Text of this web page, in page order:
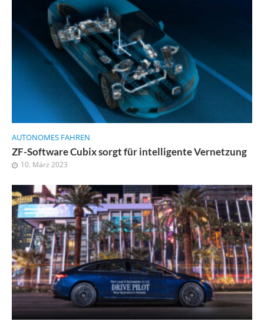
AUTONOMES FAHREN
ZF-Software Cubix sorgt für intelligente Vernetzung
10. März 2023